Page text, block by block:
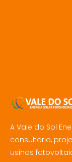
A Vale do Sol
consultoria,
usinas